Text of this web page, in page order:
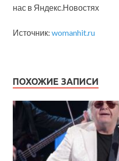
нас в Яндекс.Новостях
Источник: womanhit.ru
ПОХОЖИЕ ЗАПИСИ